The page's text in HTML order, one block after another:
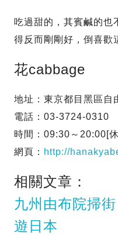
吃過甜的，其賓鹹的
得反而剛剛好，倒喜歡
花cabbage
地址：東京都目黑區自
電話：03-3724-0310
時間：09:30～20:00[
網頁： http://
相關文章：
九州由布院掃
遊日本